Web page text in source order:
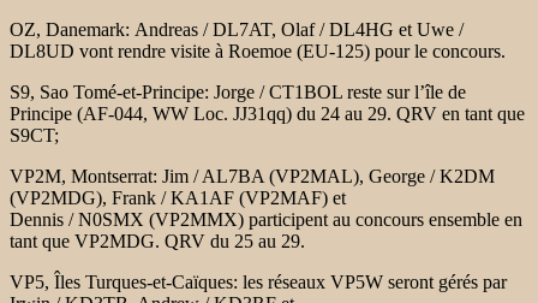
OZ, Danemark: Andreas / DL7AT, Olaf / DL4HG et Uwe /
DL8UD vont rendre visite à Roemoe (EU-125) pour le concours.
S9, Sao Tomé-et-Principe: Jorge / CT1BOL reste sur l’île de
Principe (AF-044, WW Loc. JJ31qq) du 24 au 29. QRV en tant que
S9CT;
VP2M, Montserrat: Jim / AL7BA (VP2MAL), George / K2DM
(VP2MDG), Frank / KA1AF (VP2MAF) et
Dennis / N0SMX (VP2MMX) participent au concours ensemble en
tant que VP2MDG. QRV du 25 au 29.
VP5, Îles Turques-et-Caïques: les réseaux VP5W seront gérés par